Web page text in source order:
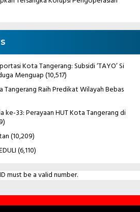
Kota Tangerang: Subsidi ‘TAYO’ Si
Menguap(10,517)
Tangerang Raih Predikat Wilayah Bebas
ke-33: Perayaan HUT Kota Tangerang di
(10,209)
(6,110)
must be a valid number.